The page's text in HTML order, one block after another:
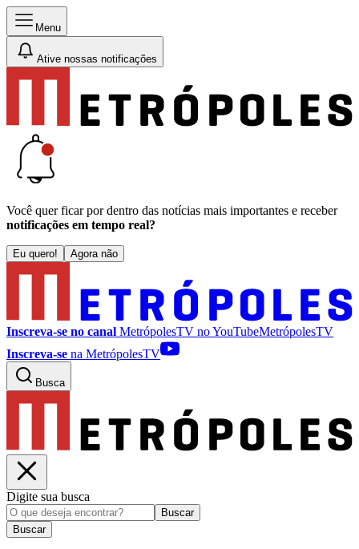
Menu
Ative nossas notificações
Você quer ficar por dentro das notícias mais importantes e receber
notificações em tempo real?
Eu quero! Agora não
Inscreva-se no canal MetrópolesTV noYouTubeMetrópolesTV
Inscreva-se na MetrópolesTV
Busca
Digite sua busca
Buscar
Buscar